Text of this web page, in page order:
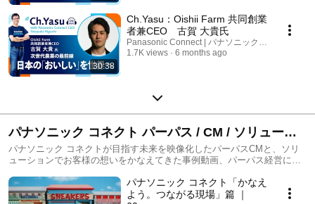
30:38
Ch.Yasu：Oishii Farm 共同創業
者兼CEO 古賀 大貴氏
Panasonic Connect | パナソニック コネクト
1.7K views
6 months ago
パナソニック コネクト パーパス / CM / ソリューシ
ョン事例
パナソニック コネクトが目指す未来を映像化したパーパスCMと、ソリ
ューションでお客様の想いをかなえてきた事例動画、パーパス経営に関
パナソニック コネクト「かなえ
よう。つながる現場」篇 ｜